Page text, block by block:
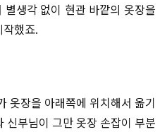
생각 없이 현관 바깥의 옷장을
했죠.
옷장을 아래쪽에 위치해서 옮기
신부님이 그만 옷장 손잡이 부분